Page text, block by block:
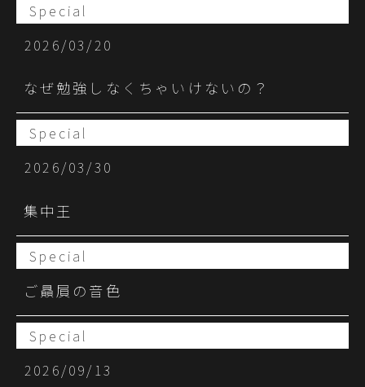
Special
2026/03/20
なぜ勉強しなくちゃいけないの？
Special
2026/03/30
集中王
Special
ご贔屓の音色
Special
2026/09/13